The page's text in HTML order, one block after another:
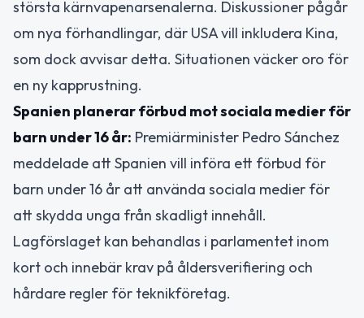
största kärnvapenarsenalerna. Diskussioner pågår
om nya förhandlingar, där USA vill inkludera Kina,
som dock avvisar detta. Situationen väcker oro för
en ny kapprustning.
Spanien planerar förbud mot sociala medier för
barn under 16 år: Premiärminister Pedro Sánchez
meddelade att Spanien vill införa ett förbud för
barn under 16 år att använda sociala medier för
att skydda unga från skadligt innehåll.
Lagförslaget kan behandlas i parlamentet inom
kort och innebär krav på åldersverifiering och
hårdare regler för teknikföretag.